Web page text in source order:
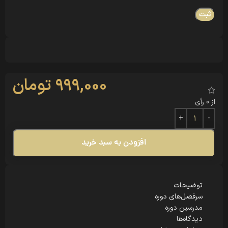
رقبای شما احتمالاً از این متدها استفاده می‌کنند. **پس** فرصت را
999,000 تومان
از 0 رأی
افزودن به سبد خرید
توضیحات
سرفصل‌های دوره
مدرسین دوره
دیدگاه‌ها